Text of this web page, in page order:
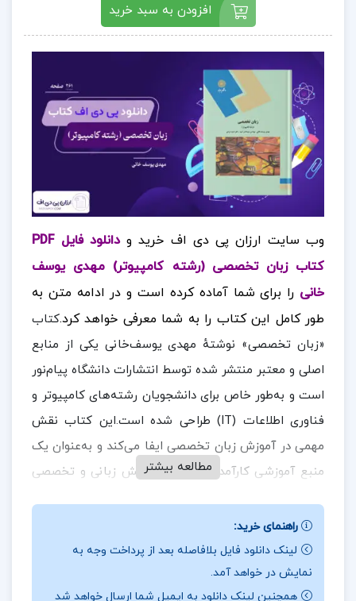
افزودن به سبد خرید
وب سایت ارزان پی دی اف خرید و
دانلود فایل PDF
کتاب زبان تخصصی (رشته کامپیوتر) مهدی یوسف
خانی را برای شما آماده کرده است و در ادامه متن به
طور کامل این کتاب را به شما معرفی خواهد کرد.کتاب
«زبان تخصصی» نوشتهٔ مهدی یوسف‌خانی یکی از منابع
اصلی و معتبر منتشر شده توسط انتشارات دانشگاه پیام‌نور
است و به‌طور خاص برای دانشجویان رشته‌های کامپیوتر و
فناوری اطلاعات (IT) طراحی شده است.این کتاب نقش
مهمی در آموزش زبان تخصصی ایفا می‌کند و به‌عنوان یک
منبع آموزشی کارآمد برای تقویت دانش زبانی و تخصصی
همراهارزان پی دی اف
نقد و بررسی کتاب زبان تخصصی (رشته کامپیوتر)
مهدی یوسف خانی:
مطالعه بیشتر
راهنمای خرید:
لینک دانلود فایل بلافاصله بعد از پرداخت وجه به
نمایش در خواهد آمد.
همچنین لینک دانلود به ایمیل شما ارسال خواهد شد